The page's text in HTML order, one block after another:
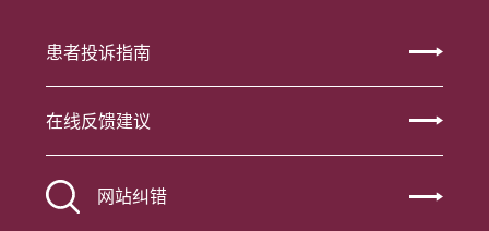
患者投诉指南
在线反馈建议
网站纠错